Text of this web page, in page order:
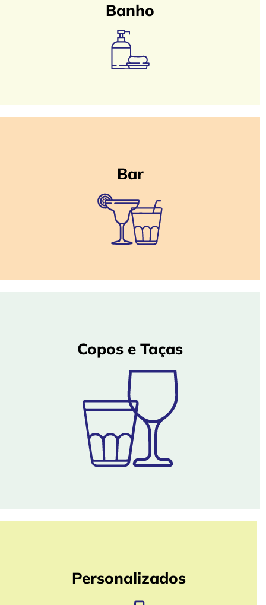
Banho
Bar
Copos e Taças
Personalizados